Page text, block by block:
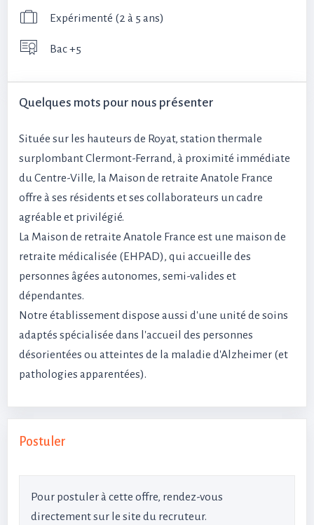
Expérimenté (2 à 5 ans)
Bac +5
Quelques mots pour nous présenter
Située sur les hauteurs de Royat, station thermale
surplombant Clermont-Ferrand, à proximité immédiate
du Centre-Ville, la Maison de retraite Anatole France
offre à ses résidents et ses collaborateurs un cadre
agréable et privilégié.
La Maison de retraite Anatole France est une maison de
retraite médicalisée (EHPAD), qui accueille des
personnes âgées autonomes, semi-valides et
dépendantes.
Notre établissement dispose aussi d'une unité de soins
adaptés spécialisée dans l'accueil des personnes
désorientées ou atteintes de la maladie d'Alzheimer (et
pathologies apparentées).
Postuler
Pour postuler à cette offre, rendez-vous
directement sur le site du recruteur.